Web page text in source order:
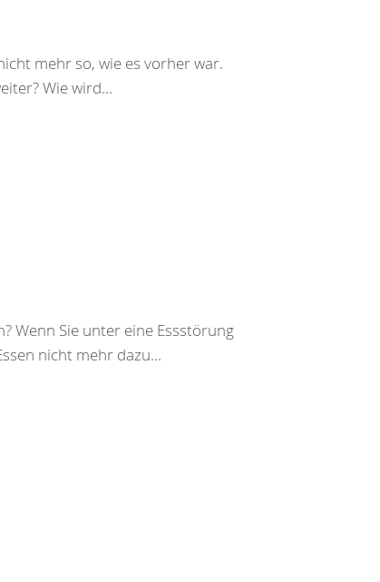
mehr so, wie es vorher war.
Wie wird...
Wenn Sie unter eine Essstörung
nicht mehr dazu...